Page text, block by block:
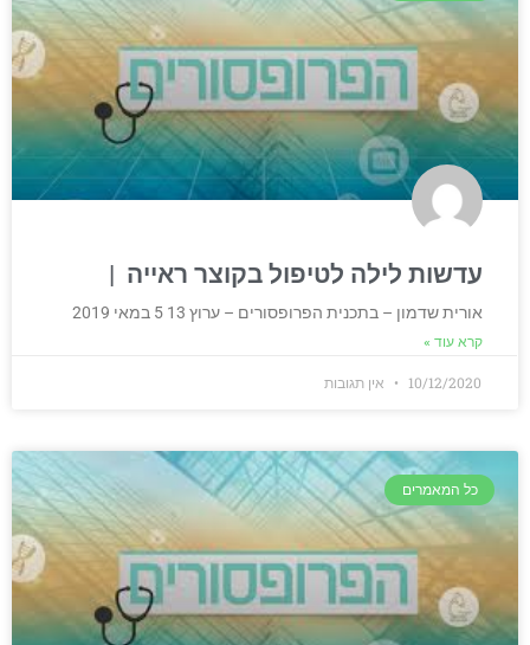
עדשות לילה לטיפול בקוצר ראייה ​
אורית שדמון – בתכנית הפרופסורים – ערוץ 13 5 במאי 2019
קרא עוד »
10/12/2020 אין תגובות
כל המאמרים